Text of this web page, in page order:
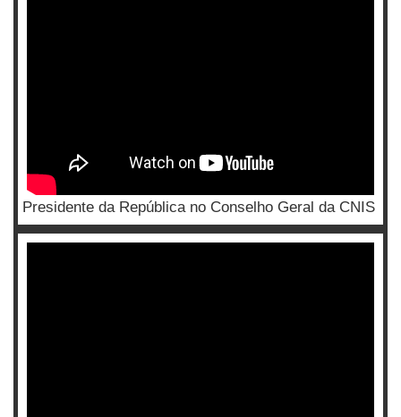
Presidente da República no Conselho Geral da CNIS